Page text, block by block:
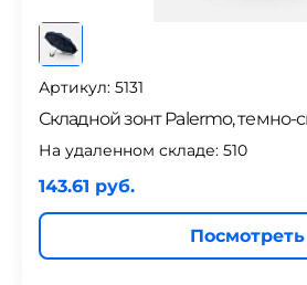
Артикул: 5131
Складной зонт Palermo, темно-
На удаленном складе: 510
143.61 руб.
Посмотреть